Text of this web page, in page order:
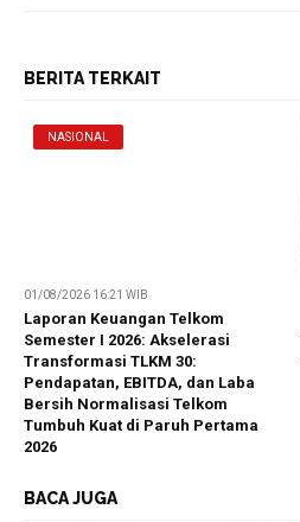
BERITA TERKAIT
NASIONAL
01/08/2026 16:21 WIB
Laporan Keuangan Telkom
Semester I 2026: Akselerasi
Transformasi TLKM 30:
Pendapatan, EBITDA, dan Laba
Bersih Normalisasi Telkom
Tumbuh Kuat di Paruh Pertama
2026
BACA JUGA